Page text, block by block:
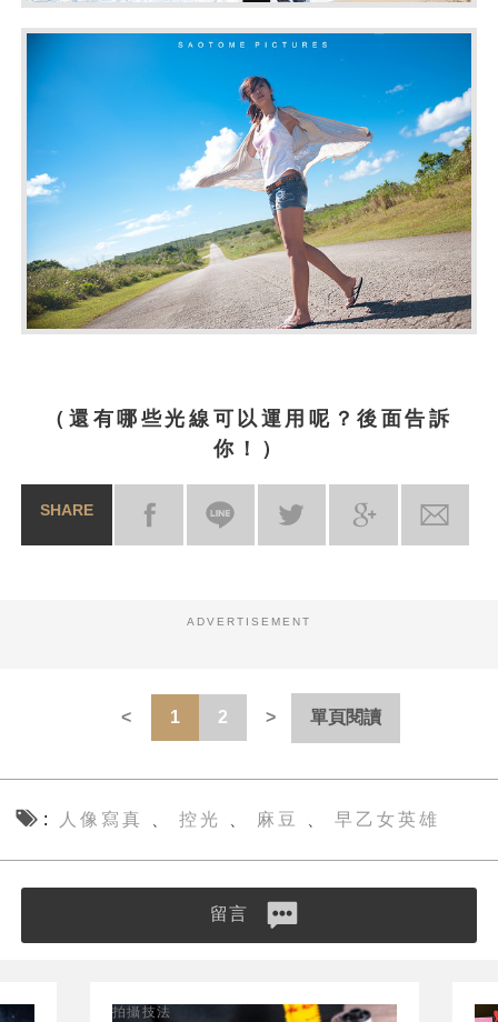
（還有哪些光線可以運用呢？後面告訴
你！）
SHARE
ADVERTISEMENT
1 2 單頁閱讀
人像寫真 控光 麻豆 早乙女英雄
留言
拍攝技法